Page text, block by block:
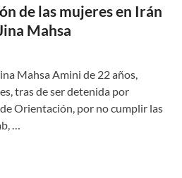
de las mujeres en Irán
Mahsa
Mahsa Amini de 22 años,
tras de ser detenida por
Orientación, por no cumplir las
…